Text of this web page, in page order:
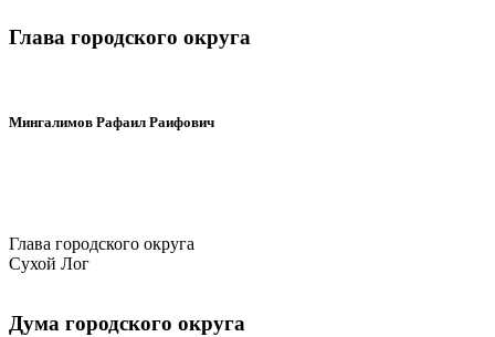
Глава городского округа
Мингалимов Рафаил Раифович
Глава городского округа
Сухой Лог
Дума городского округа